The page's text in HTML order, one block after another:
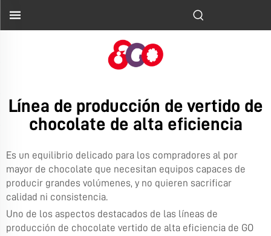
Línea de producción de vertido de
chocolate de alta eficiencia
Es un equilibrio delicado para los compradores al por
mayor de chocolate que necesitan equipos capaces de
producir grandes volúmenes, y no quieren sacrificar
calidad ni consistencia.
Uno de los aspectos destacados de las líneas de
producción de chocolate vertido de alta eficiencia de GO